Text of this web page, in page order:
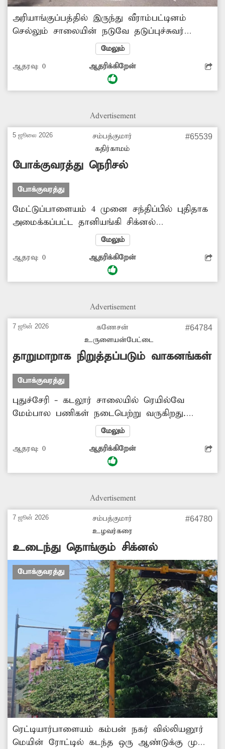
அரியாங்குப்பத்தில் இருந்து வீராம்பட்டினம்
செல்லும் சாலையின் நடுவே தடுப்புச்சுவர்
தொடங்கும் இடத்தில் எந்தவித அறிவிப்பு
பலகையும் இல்லை. இதனால் இரவு நேரத்தில்
வாகனங்கள் தடுப்புச்சுவரின் மீது ஏறி விபத்தில்
சிக்குகின்றன. இதனை அதிகாரிகள்
மேலும்
ஆதரவு: 0 ஆதரிக்கிறேன்
Advertisement
5 ஜூலை 2026
சம்பத்குமார்
கதிர்காமம்
#65539
போக்குவரத்து நெரிசல்
போக்குவரத்து
மேட்டுப்பாளையம் 4 முனை சந்திப்பில் புதிதாக
அமைக்கப்பட்ட தானியங்கி சிக்னல்
செயல்படாமல் உள்ளது. அங்கு போலீசாரும்
பாதுகாப்பு பணியில் ஈடுபடாததால் காலை,
மாலை நேரங்களில் கடுமையான போக்குவரத்து
நெரிசல் ஏற்பட்டு வருகிறது. இதை தடுக்க
மேலும்
ஆதரவு: 0 ஆதரிக்கிறேன்
Advertisement
7 ஜூன் 2026
கணேசன்
உருளையன்பேட்டை
#64784
தாறுமாறாக நிறுத்தப்படும் வாகனங்கள்
போக்குவரத்து
புதுச்சேரி - கடலூர் சாலையில் ரெயில்வே
மேம்பால பணிகள் நடைபெற்று வருகிறது.
இதனால் இந்த பகுதியில் போக்குவரத்து தடை
செய்யப்பட்டுள்ளது. இருப்பினும் தனியார் மால்
வரை போக்குவரத்து அனுமதிக்கப்படுகிறது.
இங்கு வருபவர்கள் தங்களின் இருசக்கர
நிறுத்துவதால் போக்குவரத்து பாதிக்கப்படுகிறது.
மேலும்
ஆதரவு: 0 ஆதரிக்கிறேன்
Advertisement
7 ஜூன் 2026
சம்பத்குமார்
உழவர்கரை
#64780
உடைந்து தொங்கும் சிக்னல்
போக்குவரத்து
ரெட்டியார்பாளையம் கம்பன் நகர் வில்லியனூர்
மெயின் ரோட்டில் கடந்த ஒரு ஆண்டுக்கு முன்பு